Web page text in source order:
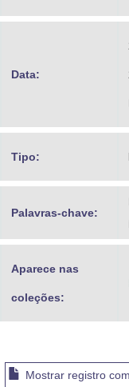
Data:
Tipo:
Palavras-chave:
Aparece nas
coleções:
Mostrar registro